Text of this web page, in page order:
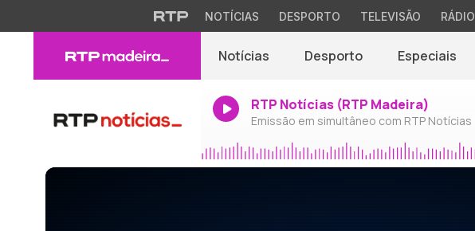
NOTÍCIAS DESPORTO TELEVISÃO RÁDIO
Notícias Desporto Especiais
RTP Notícias (RTP Madeira)
Emissão em simultâneo com RTP Notícias